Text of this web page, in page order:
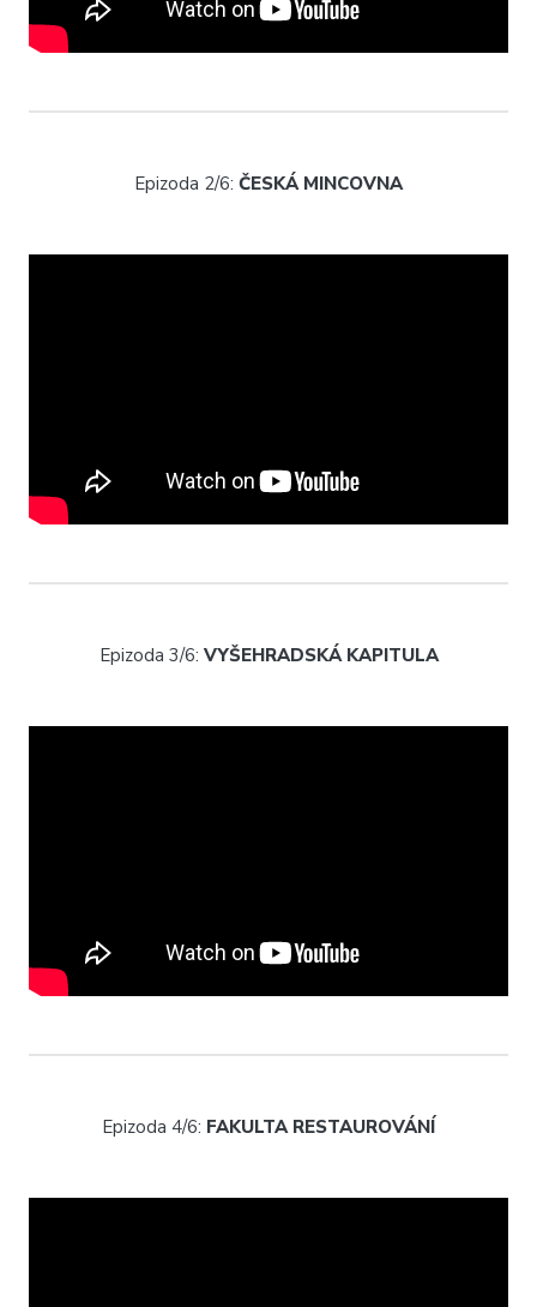
Epizoda 2/6: ČESKÁ MINCOVNA
Epizoda 3/6: VYŠEHRADSKÁ KAPITULA
Epizoda 4/6: FAKULTA RESTAUROVÁNÍ